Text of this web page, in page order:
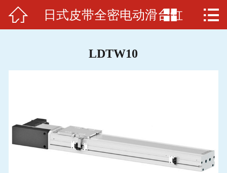
 首页
招贤纳士
联系我们
 日式皮带全密电动滑台缸
 
LDTW10